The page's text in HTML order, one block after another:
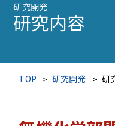
研究開発
研究内容
TOP 研究開発 研